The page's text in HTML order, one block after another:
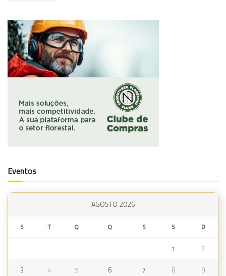
Eventos
AGOSTO 2026
S T Q Q S S D
1 2
3 4 5 6 7 8 9